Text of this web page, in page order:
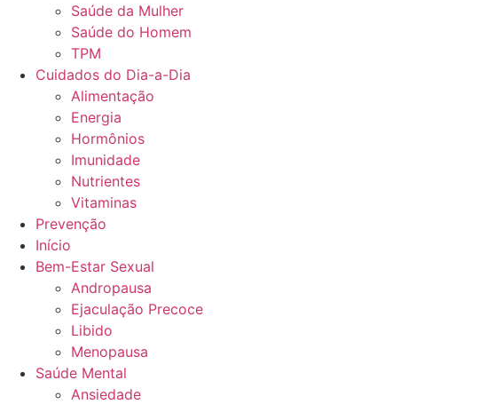
Saúde da Mulher
Saúde do Homem
TPM
Cuidados do Dia-a-Dia
Alimentação
Energia
Hormônios
Imunidade
Nutrientes
Vitaminas
Prevenção
Início
Bem-Estar Sexual
Andropausa
Ejaculação Precoce
Libido
Menopausa
Saúde Mental
Ansiedade